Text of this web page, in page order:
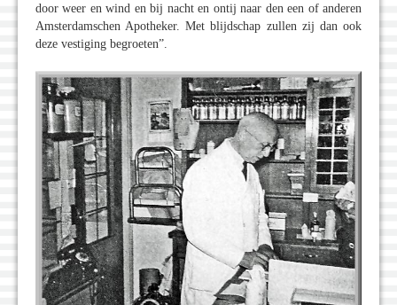
door weer en wind en bij nacht en ontij naar den een of anderen
Amsterdamschen Apotheker. Met blijdschap zullen zij dan ook
deze vestiging begroeten”.